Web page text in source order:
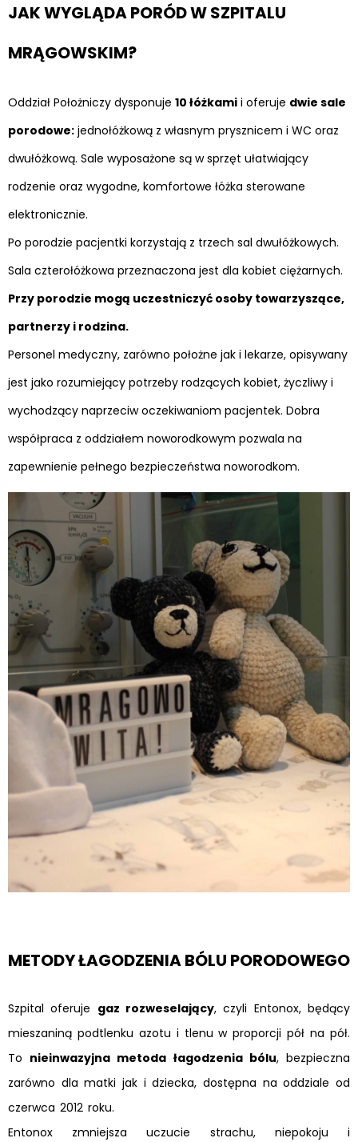
JAK WYGLĄDA PORÓD W SZPITALU
MRĄGOWSKIM?
Oddział Położniczy dysponuje 10 łóżkami i oferuje dwie sale
porodowe: jednołóżkową z własnym prysznicem i WC oraz
dwułóżkową. Sale wyposażone są w sprzęt ułatwiający
rodzenie oraz wygodne, komfortowe łóżka sterowane
elektronicznie.
Po porodzie pacjentki korzystają z trzech sal dwułóżkowych.
Sala czterołóżkowa przeznaczona jest dla kobiet ciężarnych.
Przy porodzie mogą uczestniczyć osoby towarzyszące,
partnerzy i rodzina.
Personel medyczny, zarówno położne jak i lekarze, opisywany
jest jako rozumiejący potrzeby rodzących kobiet, życzliwy i
wychodzący naprzeciw oczekiwaniom pacjentek. Dobra
współpraca z oddziałem noworodkowym pozwala na
zapewnienie pełnego bezpieczeństwa noworodkom.
METODY ŁAGODZENIA BÓLU PORODOWEGO
Szpital oferuje gaz rozweselający, czyli Entonox, będący
mieszaniną podtlenku azotu i tlenu w proporcji pół na pół.
To nieinwazyjna metoda łagodzenia bólu, bezpieczna
zarówno dla matki jak i dziecka, dostępna na oddziale od
czerwca 2012 roku.
Entonox zmniejsza uczucie strachu, niepokoju i